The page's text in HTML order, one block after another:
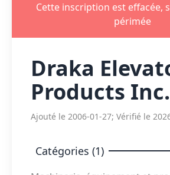
Cette inscription est effacée,
périmée
Draka
Products Inc.
Ajouté le 2006-01-27; Vérifié le
Catégories (1)